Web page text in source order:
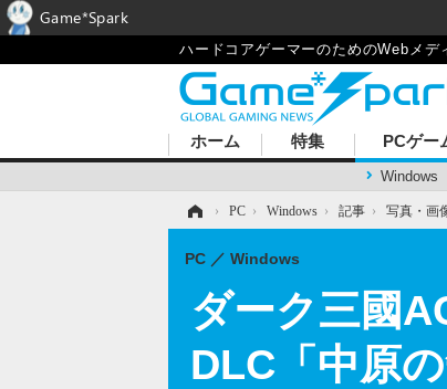
ハードコアゲーマーのためのWebメデ
ホーム 特集 PCゲー
Windows
› PC › Windows › 記事 › 写真・画
ダーク三國
DLC「中原
PC Windows
Game*Spark